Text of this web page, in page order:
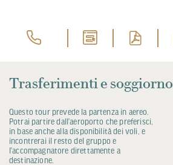
Trasferimenti e soggiorno
Questo tour prevede la partenza in aereo.
Potrai partire dall’aeroporto che preferisci,
in base anche alla disponibilità dei voli, e
incontrerai il resto del gruppo e
l’accompagnatore direttamente a
destinazione.